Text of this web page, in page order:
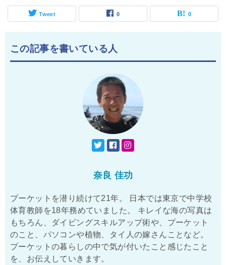
Tweet 0 0
この記事を書いている人
奈良 佳功
プーケットを潜り続けて21年。 日本では東京で中学校
体育教師を18年務めていました。 キレイな海の写真は
もちろん、ダイビングスキルアップ術や、プーケット
のこと、パソコンや植物、タイ人の嫁さんことなど。
プーケットの暮らしの中で気が付いたこと感じたこと
を、お伝えしていきます。